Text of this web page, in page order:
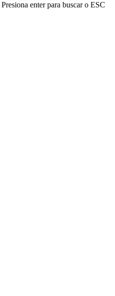
Presiona enter para buscar o ESC